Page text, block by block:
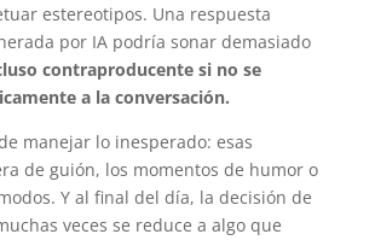
estereotipos. Una respuesta
por IA podría sonar demasiado
contraproducente si no se
a la conversación.
manejar lo inesperado: esas
de guión, los momentos de humor o
Y al final del día, la decisión de
veces se reduce a algo que